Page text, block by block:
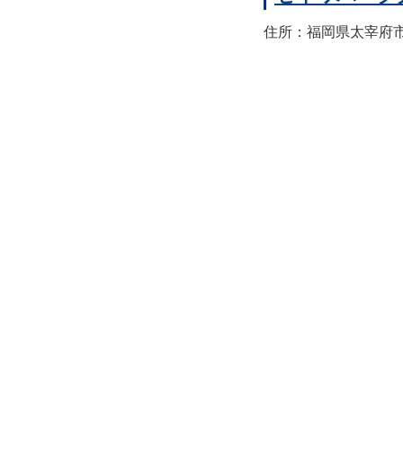
住所：福岡県太宰府